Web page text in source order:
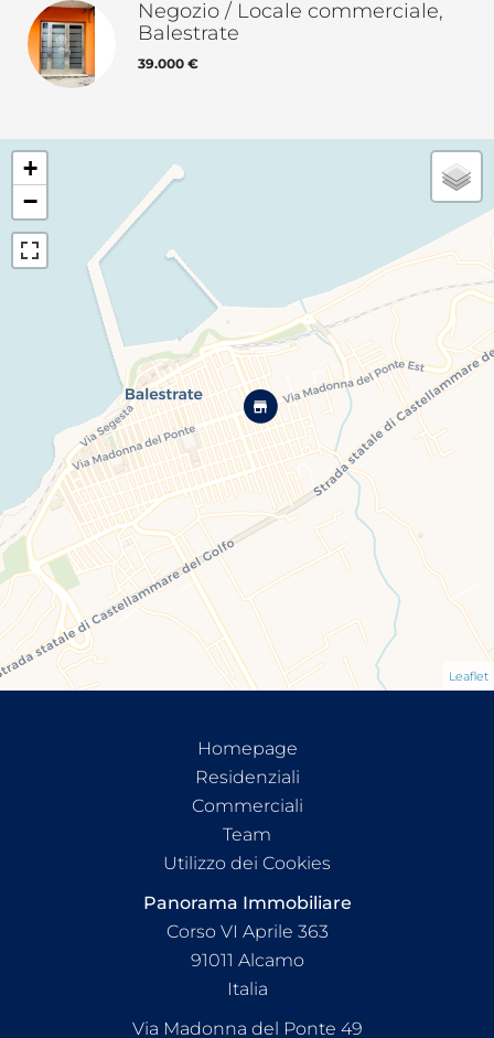
Negozio / Locale commerciale,
Balestrate
39.000 €
+
−
Leaflet
Homepage
Residenziali
Commerciali
Team
Utilizzo dei Cookies
Panorama Immobiliare
Corso VI Aprile 363
91011 Alcamo
Italia
Via Madonna del Ponte 49